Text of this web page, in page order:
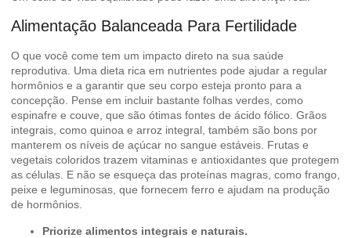
Alimentação Balanceada Para Fertilidade
O que você come tem um impacto direto na sua saúde
reprodutiva. Uma dieta rica em nutrientes pode ajudar a regular
hormônios e a garantir que seu corpo esteja pronto para a
concepção. Pense em incluir bastante folhas verdes, como
espinafre e couve, que são ótimas fontes de ácido fólico. Grãos
integrais, como quinoa e arroz integral, também são bons por
manterem os níveis de açúcar no sangue estáveis. Frutas e
vegetais coloridos trazem vitaminas e antioxidantes que protegem
as células. E não se esqueça das proteínas magras, como frango,
peixe e leguminosas, que fornecem ferro e ajudam na produção
de hormônios.
Priorize alimentos integrais e naturais.